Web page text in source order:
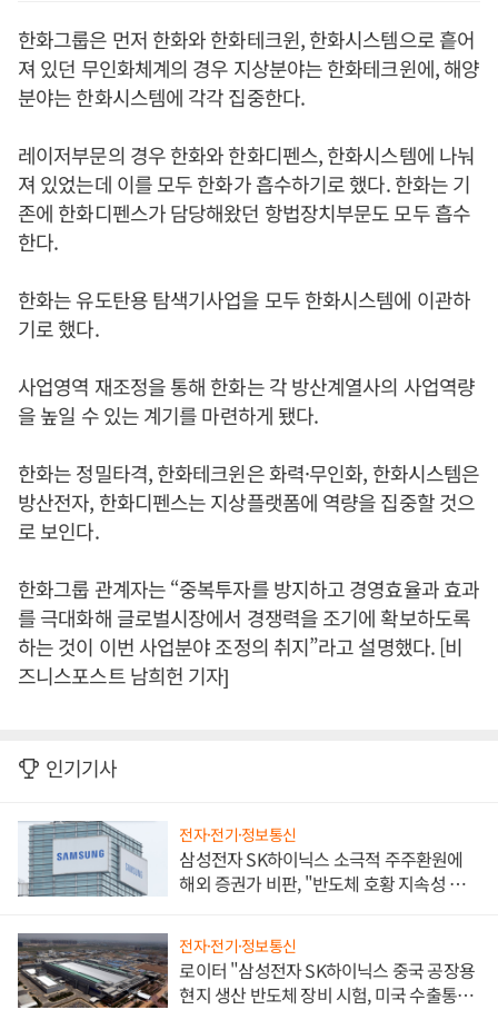
한화그룹은 먼저 한화와 한화테크윈, 한화시스템으로 흩어
져 있던 무인화체계의 경우 지상분야는 한화테크윈에, 해양
분야는 한화시스템에 각각 집중한다.
레이저부문의 경우 한화와 한화디펜스, 한화시스템에 나눠
져 있었는데 이를 모두 한화가 흡수하기로 했다. 한화는 기
존에 한화디펜스가 담당해왔던 항법장치부문도 모두 흡수
한다.
한화는 유도탄용 탐색기사업을 모두 한화시스템에 이관하
기로 했다.
사업영역 재조정을 통해 한화는 각 방산계열사의 사업역량
을 높일 수 있는 계기를 마련하게 됐다.
한화는 정밀타격, 한화테크윈은 화력·무인화, 한화시스템은
방산전자, 한화디펜스는 지상플랫폼에 역량을 집중할 것으
로 보인다.
한화그룹 관계자는 “중복투자를 방지하고 경영효율과 효과
를 극대화해 글로벌시장에서 경쟁력을 조기에 확보하도록
하는 것이 이번 사업분야 조정의 취지”라고 설명했다. [비
즈니스포스트 남희헌 기자]
인기기사
전자·전기·정보통신
삼성전자 SK하이닉스 소극적 주주환원에
해외 증권가 비판, "반도체 호황 지속성 의
전자·전기·정보통신
로이터 "삼성전자 SK하이닉스 중국 공장용
현지 생산 반도체 장비 시험, 미국 수출통제